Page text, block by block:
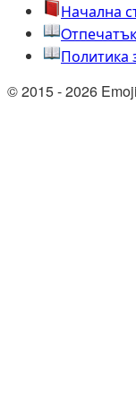
Начална
Oтпечатък
Политика
© 2015 - 2026